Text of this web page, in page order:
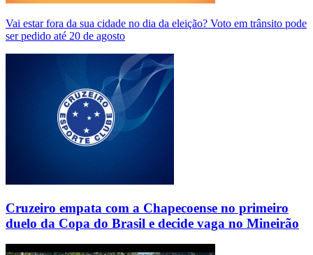
Vai estar fora da sua cidade no dia da eleição? Voto em trânsito pode
ser pedido até 20 de agosto
Cruzeiro empata com a Chapecoense no primeiro
duelo da Copa do Brasil e decide vaga no Mineirão